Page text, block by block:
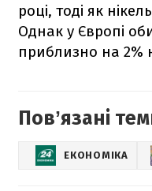
році, тоді як
Однак у Європі
приблизно на 2%
Повʼязані
ЕКОНОМІКА